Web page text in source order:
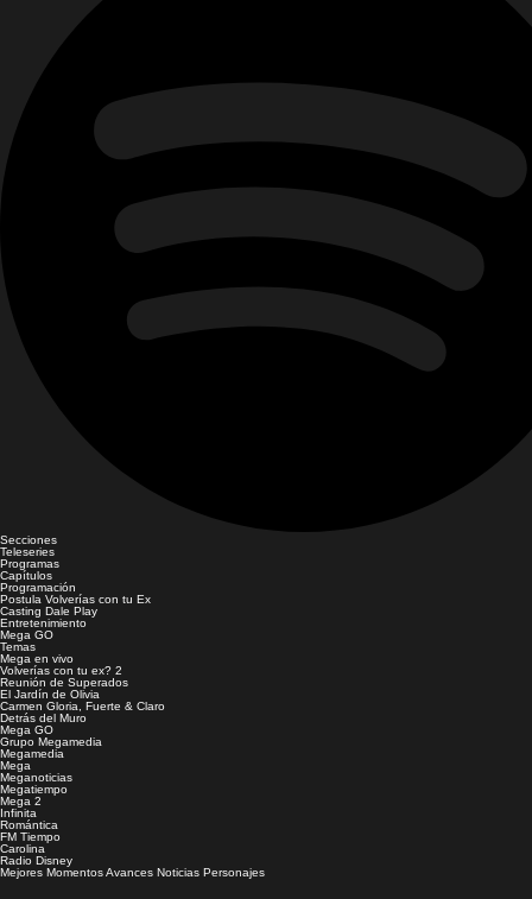
Secciones
Teleseries
Programas
Capítulos
Programación
Postula Volverías con tu Ex
Casting Dale Play
Entretenimiento
Mega GO
Temas
Mega en vivo
Volverías con tu ex? 2
Reunión de Superados
El Jardín de Olivia
Carmen Gloria, Fuerte & Claro
Detrás del Muro
Mega GO
Grupo Megamedia
Megamedia
Mega
Meganoticias
Megatiempo
Mega 2
Infinita
Romántica
FM Tiempo
Carolina
Radio Disney
Mejores MomentosAvances Noticias Personajes